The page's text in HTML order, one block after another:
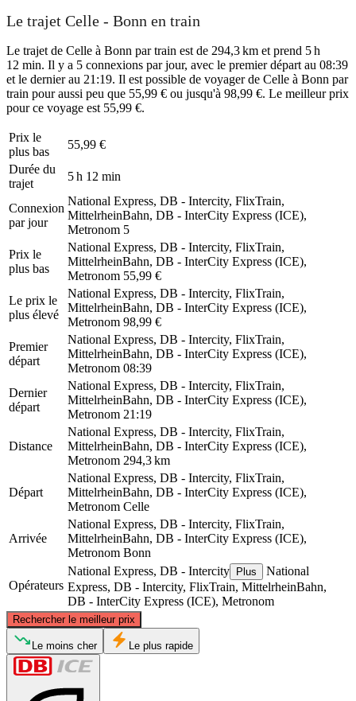
Le trajet Celle - Bonn en train
Le trajet de Celle à Bonn par train est de 294,3 km et prend 5 h
12 min. Il y a 5 connexions par jour, avec le premier départ au 08:39
et le dernier au 21:19. Il est possible de voyager de Celle à Bonn par
train pour aussi peu que 55,99 € ou jusqu'à 98,99 €. Le meilleur prix
pour ce voyage est 55,99 €.
Prix ​​le
plus bas
55,99 €
Durée du
trajet
5 h 12 min
Connexion
par jour
National Express, DB - Intercity, FlixTrain,
MittelrheinBahn, DB - InterCity Express (ICE),
Metronom 5
Prix ​​le
plus bas
National Express, DB - Intercity, FlixTrain,
MittelrheinBahn, DB - InterCity Express (ICE),
Metronom 55,99 €
Le prix le
plus élevé
National Express, DB - Intercity, FlixTrain,
MittelrheinBahn, DB - InterCity Express (ICE),
Metronom 98,99 €
Premier
départ
National Express, DB - Intercity, FlixTrain,
MittelrheinBahn, DB - InterCity Express (ICE),
Metronom 08:39
Dernier
départ
National Express, DB - Intercity, FlixTrain,
MittelrheinBahn, DB - InterCity Express (ICE),
Metronom 21:19
Distance
National Express, DB - Intercity, FlixTrain,
MittelrheinBahn, DB - InterCity Express (ICE),
Metronom 294,3 km
Départ
National Express, DB - Intercity, FlixTrain,
MittelrheinBahn, DB - InterCity Express (ICE),
Metronom Celle
Arrivée
National Express, DB - Intercity, FlixTrain,
MittelrheinBahn, DB - InterCity Express (ICE),
Metronom Bonn
Opérateurs
National Express, DB - Intercity Plus
National
Express, DB - Intercity, FlixTrain, MittelrheinBahn,
DB - InterCity Express (ICE), Metronom
Rechercher le meilleur prix
©CARTO, ©OpenStreetMap
Le moins cher Le plus rapide